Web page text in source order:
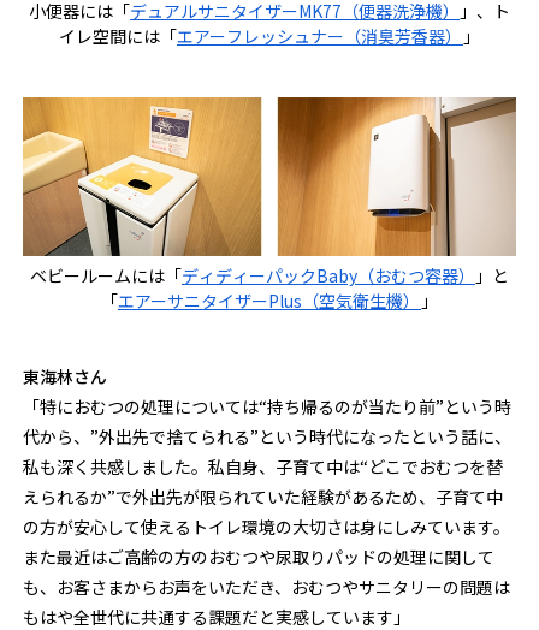
小便器には「デュアルサニタイザーMK77（便器洗浄機）
」、ト
イレ空間には「エアーフレッシュナー（消臭芳香器） 」
ベビールームには「ディディーパックBaby（おむつ容器）
」と
「エアーサニタイザーPlus（空気衛生機） 」
東海林さん
「特におむつの処理については“持ち帰るのが当たり前”という時
代から、”外出先で捨てられる”という時代になったという話に、
私も深く共感しました。私自身、子育て中は“どこでおむつを替
えられるか”で外出先が限られていた経験があるため、子育て中
の方が安心して使えるトイレ環境の大切さは身にしみています。
また最近はご高齢の方のおむつや尿取りパッドの処理に関して
も、お客さまからお声をいただき、おむつやサニタリーの問題は
もはや全世代に共通する課題だと実感しています」